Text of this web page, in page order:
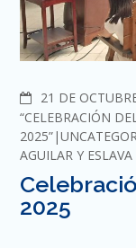
21 DE
“CELEBRACIÓN
2025”
AGUILAR Y ESLAVA
2025